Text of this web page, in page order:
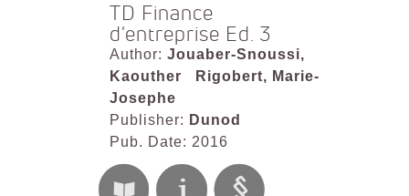
TD Finance
d'entreprise Ed. 3
Author: Jouaber-Snoussi,
Kaouther
Rigobert, Marie-
Josephe
Publisher: Dunod
Pub. Date: 2016